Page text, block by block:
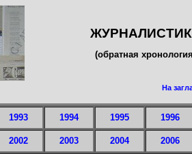
(обратная
На
1993 1994 1995 1996
2002 2003 2004 2006